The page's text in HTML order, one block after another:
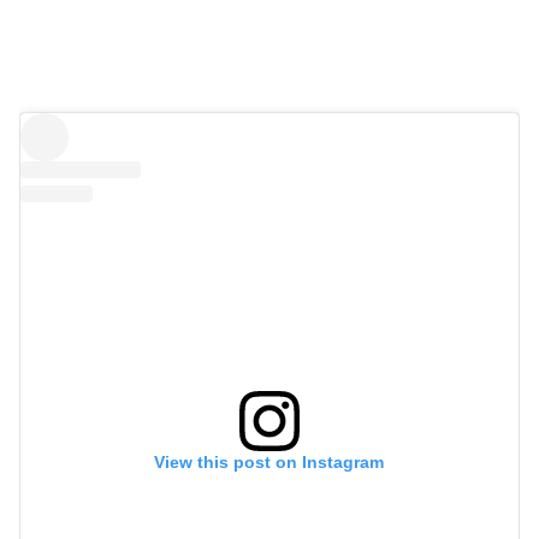
View this post on Instagram